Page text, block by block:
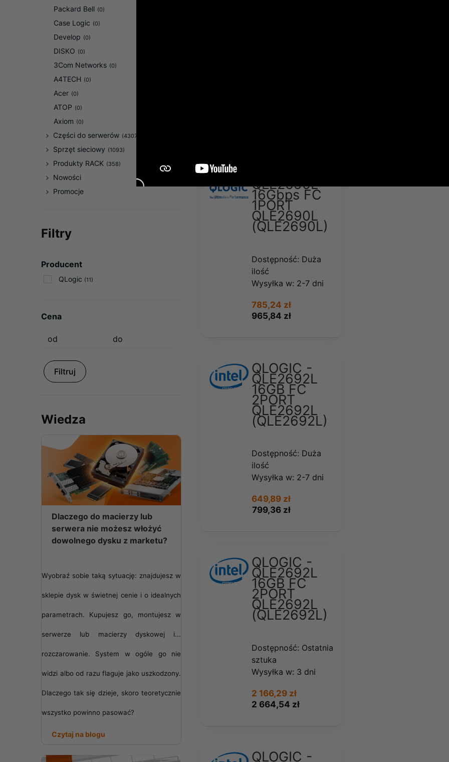
Packard Bell (0)
Case Logic (0)
Develop (0)
DISKO (0)
3Com Networks (0)
A4TECH (0)
Acer (0)
ATOP (0)
Axiom (0)
Części do serwerów (43078)
Sprzęt sieciowy (1093)
Produkty RACK (358)
Nowości
Promocje
Filtry
Producent
QLogic (11)
Cena
Filtruj
Wiedza
Dlaczego do macierzy lub
serwera nie możesz włożyć
dowolnego dysku z marketu?
Wyobraź sobie taką sytuację: znajdujesz w
sklepie dysk w świetnej cenie i o idealnych
parametrach. Kupujesz go, montujesz w
serwerze lub macierzy dyskowej i...
rozczarowanie. System w ogóle go nie
widzi albo od razu flaguje jako uszkodzony.
Dlaczego tak się dzieje, skoro teoretycznie
wszystko powinno pasować?
Czytaj na blogu
QLE2690L
16Gbps FC
1PORT
QLE2690L
(QLE2690L)
Dostępność: Duża
ilość
Wysyłka w: 2-7 dni
965,84 zł
785,24 zł
QLOGIC -
QLE2692L
16GB FC
2PORT
QLE2692L
(QLE2692L)
Dostępność: Duża
ilość
Wysyłka w: 2-7 dni
799,36 zł
649,89 zł
QLOGIC -
QLE2692L
16GB FC
2PORT
QLE2692L
(QLE2692L)
Dostępność: Ostatnia
sztuka
Wysyłka w: 3 dni
2 664,54 zł
2 166,29 zł
QLOGIC -